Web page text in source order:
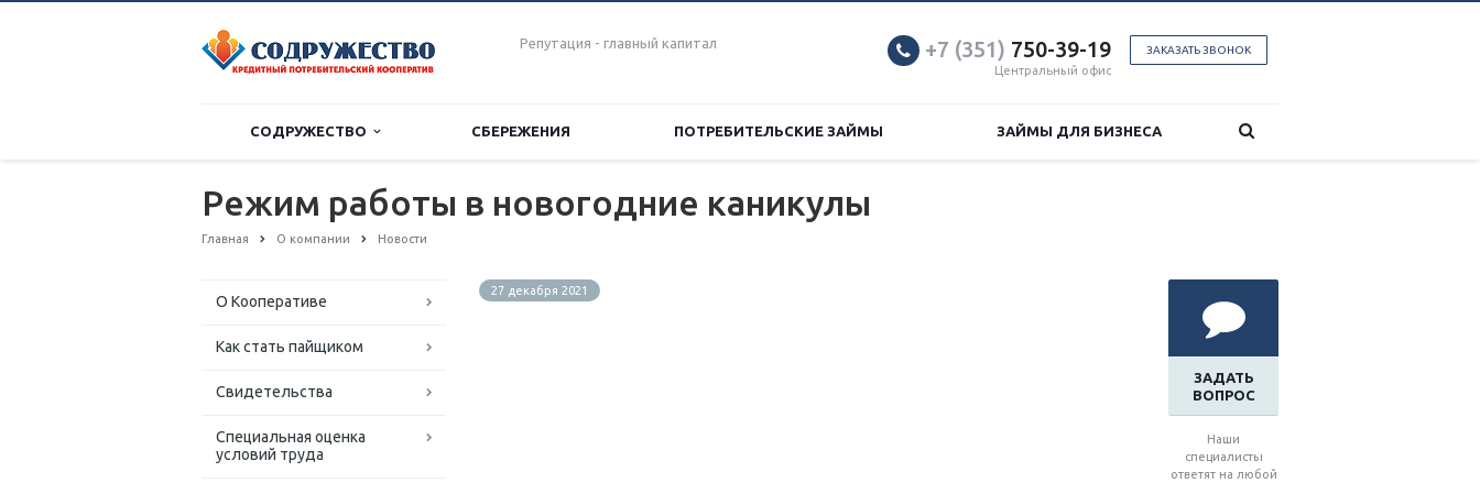
Репутация - главный капитал ЗАКАЗАТЬ ЗВОНОК
+7 (351) 750-39-19
Центральный офис
СОДРУЖЕСТВО СБЕРЕЖЕНИЯ ПОТРЕБИТЕЛЬСКИЕ ЗАЙМЫ ЗАЙМЫ ДЛЯ БИЗНЕСА
Режим работы в новогодние каникулы
Главная О компании Новости
О Кооперативе
Как стать пайщиком
Свидетельства
Специальная оценка
условий труда
ЗАДАТЬ
ВОПРОС
Наши
специалисты
ответят на любой
27 декабря 2021